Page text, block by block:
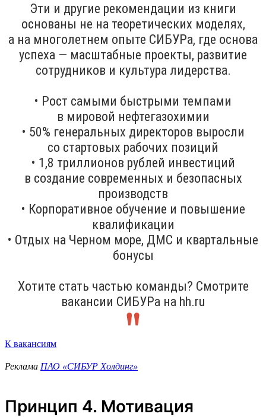
Эти и другие рекомендации из книги
основаны не на теоретических моделях,
а на многолетнем опыте СИБУРа, где основа
успеха — масштабные проекты, развитие
сотрудников и культура лидерства.
• Рост самыми быстрыми темпами
в мировой нефтегазохимии
• 50% генеральных директоров выросли
со стартовых рабочих позиций
• 1,8 триллионов рублей инвестиций
в создание современных и безопасных
производств
• Корпоративное обучение и повышение
квалификации
• Отдых на Черном море, ДМС и квартальные
бонусы
Хотите стать частью команды? Смотрите
вакансии СИБУРа на hh.ru
К вакансиям
Реклама ПАО «СИБУР Холдинг»
Принцип 4. Мотивация